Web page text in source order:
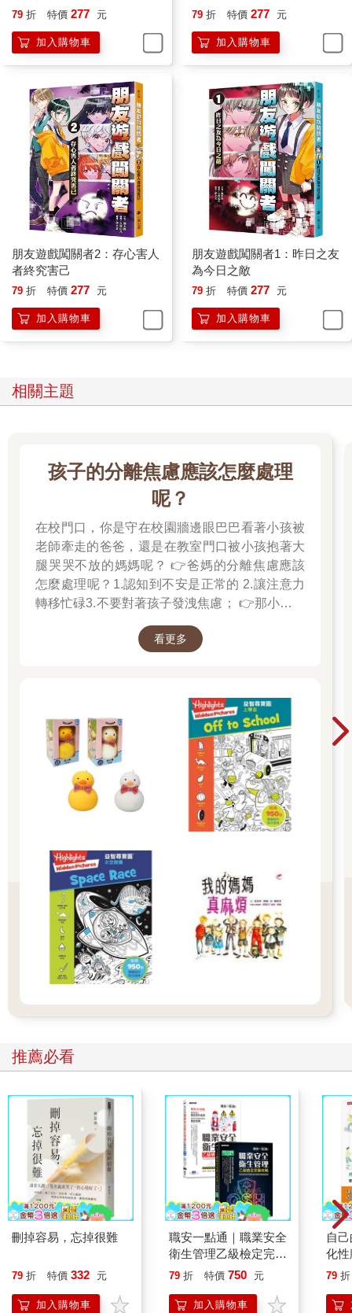
「法官！我要使用『不採用卡片』！」
「批准！證據無效！」
螢幕上的影片消失。
「那麼，我們再提出另一項證據。」
「命案現場在購物中心的哺乳室，有一段記錄了以下對話的錄
是確定久遠永遠為真凶的決定性證據。」
決定性證據？怎麼可能有那種東西？
然而，我聽完法庭上播放的錄音後渾身起了雞皮疙瘩。
「索拉拉，我要……殺了你。」
螢幕上的陪審員們一陣譁然。
「這是造假的！」
我確實說過那句話，但那是因為索拉拉請我說出「我要殺了
你」。
不過，她的部分卻被剪掉了。
神明說過，殺人案要有殺意才成立。那段錄音雖是斷章取義，但
也只能使用卡片了。
「法官，請不要採用這項證據！」
「批准！」
「各位陪審員，這起案件是冤案！」
「『久遠永遠是凶手』這件事有很大的矛盾！殺人是『犯罪遊
戲』的禁止事項，一旦觸犯就會出局，玩家沒有理由在遊戲中蓄
意殺人。永遠既然知道索拉拉吃了會死，不可能拿含有花生的巧
克力給她吃！」
陪審員低聲說著「有道理」。
琵絲，做得好！瑪娜和艾莉娜應該沒有買「不採用卡片」，無法
讓我們的主張失效。
「請大家千萬別把清白的人關進監獄造成冤案，請三思！」
陪審員直到剛才都還十分氣憤，但他們看到琵絲低頭鞠躬後，彷
我和回到座位的琵絲互碰拳頭。
然而，艾莉娜再度舉手。
「我方要提出久遠永遠和被害人獨處的證據照片。」艾莉娜手上
拿著第三張卡片。
螢幕即時秀出我和索拉拉進入哺乳室的照片。
「這是她們兩人進入哺乳室的證據照片。」
好卑鄙！我和索拉拉身後明明還跟著琵絲，但拍到琵絲的部分被
「久遠永遠確實曾和被害人一起出現在命案現場。」
「不是的！當時我也在場，並不只有她們兩個人！」琵絲大叫，
陪審員個個面露難色。
我漸漸明白瑪娜和艾莉娜的作戰方針了。先用綁架的罪嫌，讓人
對我留下「大壞蛋」的印象。接著用錄音資料證明我有殺意，再
用裁剪過的照片當作情況證據。像慢慢勒緊繩子般，將我逼入絕
不過，由於前兩項證據已失效，我方應該還是占上風。關鍵在於
張卡片，算起來還剩五張。
「再來，我們要提出被告購買花生巧克力的證據。」
「教師」的螢幕再次分成兩半，開始播放店裡的監視器畫面，上
面拍到我正在購買巧克力。
「這次也不要理會。」
「嗯！」
陪審員開始用懷疑的眼光看向我。
但是，這只能證明我有購買巧克力，無法證明我讓索拉拉吃了
它。
「這會成為證據，你們無所謂嗎？」
「無所謂，我在超商買了巧克力是事實。」
艾莉娜想讓我動搖，但我不會上當。我們必須謹慎使用卡片才
行。
她的連續攻擊令人無法喘息……
79 折 特價 277 元
加入購物車
79 折 特價 277 元
加入購物車
朋友遊戲闖關者2：存心害人
者終究害己
79 折 特價 277 元
加入購物車
朋友遊戲闖關者1：昨日之友
為今日之敵
79 折 特價 277 元
加入購物車
相關主題
孩子的分離焦慮應該怎麼處理
呢？
在校門口，你是守在校園牆邊眼巴巴看著小孩被
老師牽走的爸爸，還是在教室門口被小孩抱著大
腿哭哭不放的媽媽呢？ 👉爸媽的分離焦慮應該
怎麼處理呢？1.認知到不安是正常的 2.讓注意力
轉移忙碌3.不要對著孩子發洩焦慮； 👉那小朋友
也許是熟悉的玩偶增加安全感 2.與孩子分開時請
孩子一起迎接成長的過程！真是太好了！ 🎉金石
堂開學季！爸媽好輕鬆教你一站購足！文具、書
包、書套參展品全面5折起！👉文具滿777送80
元電子禮券 👉全站商品滿1200回饋4%金幣
看更多
推薦必看
刪掉容易，忘掉很難
79 折 特價 332 元
加入購物車
職安一點通｜職業安全
衛生管理乙級檢定完勝
攻略｜2026版(套書)
79 折 特價 750 元
加入購物車
自
化
【
79 折